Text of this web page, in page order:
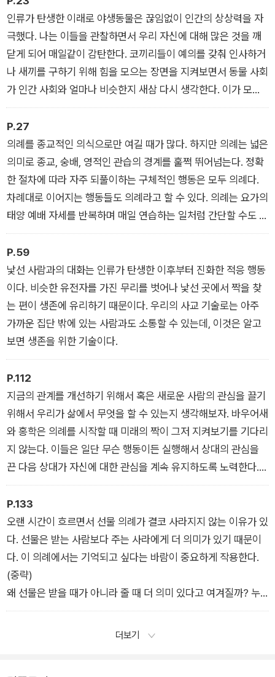
나의 가치가 무엇인지 알고 싶다면 코끼리 전문가가 보여주는 가
장 원초적이고도 본질적인 야생 의례의 세계에서 답을 구해보자.
인류가 탄생한 이래로 야생동물은 끊임없이 인간의 상상력을 자
극했다. 나는 이들을 관찰하면서 우리 자신에 대해 많은 것을 깨
닫게 되어 매일같이 감탄한다. 코끼리들이 예의를 갖춰 인사하거
나 새끼를 구하기 위해 힘을 모으는 장면을 지켜보면서 동물 사회
가 인간 사회와 얼마나 비슷한지 새삼 다시 생각한다. 이가 모두
빠진 늙은 코끼리를 위해 젊은 코끼리가 음식을 대신 씹어서 먹여
주는 다정함에 감동하지 않을 사람이 있을까? 인간이 노인을 돌
보는 모습과 비슷하다고 생각되지 않는가?
P.27
의례를 종교적인 의식으로만 여길 때가 많다. 하지만 의례는 넓은
의미로 종교, 숭배, 영적인 관습의 경계를 훌쩍 뛰어넘는다. 정확
한 절차에 따라 자주 되풀이하는 구체적인 행동은 모두 의례다.
차례대로 이어지는 행동들도 의례라고 할 수 있다. 의례는 요가의
태양 예배 자세를 반복하며 매일 연습하는 일처럼 간단할 수도 있
고, 금요일 저녁마다 뉴욕 필하모닉 오케스트라에서 바이올린으
로 베토벤 교향곡 5번을 연주하는 일처럼 복잡할 수도 있다. 침팬
지의 돌 던지기처럼 평범한 행동에 의미가 깃들면 의례가 된다.
각각의 행동이 그 자체로 의미를 갖지는 않지만, 전체가 되면 의
미를 얻는다.
P.59
낯선 사람과의 대화는 인류가 탄생한 이후부터 진화한 적응 행동
이다. 비슷한 유전자를 가진 무리를 벗어나 낯선 곳에서 짝을 찾
는 편이 생존에 유리하기 때문이다. 우리의 사교 기술로는 아주
가까운 집단 밖에 있는 사람과도 소통할 수 있는데, 이것은 알고
보면 생존을 위한 기술이다.
P.112
지금의 관계를 개선하기 위해서 혹은 새로운 사람의 관심을 끌기
위해서 우리가 삶에서 무엇을 할 수 있는지 생각해보자. 바우어새
와 홍학은 의례를 시작할 때 미래의 짝이 그저 지켜보기를 기다리
지 않는다. 이들은 일단 무슨 행동이든 실행해서 상대의 관심을
끈 다음 상대가 자신에 대한 관심을 계속 유지하도록 노력한다.
그 행동은 상대 또는 집단과 같이 하는 일일 수도 있고 혼자 하는
일일 수도 있다. 그러니 무슨 일이라도 시작해보고 사람들을 우리
의례에 끌어들이자.
P.133
오랜 시간이 흐르면서 선물 의례가 결코 사라지지 않는 이유가 있
다. 선물은 받는 사람보다 주는 사라에게 더 의미가 있기 때문이
다. 이 의례에서는 기억되고 싶다는 바람이 중요하게 작용한다.
(중략)
왜 선물은 받을 때가 아니라 줄 때 더 의미 있다고 여겨질까? 누
군가에게 기쁨을 주는 것 또한 선물의 목적이기 때문이다. 영국에
서 3주 동안 마사지 수업을 들은 부부들을 연구한 결과, 배우자에
더보기